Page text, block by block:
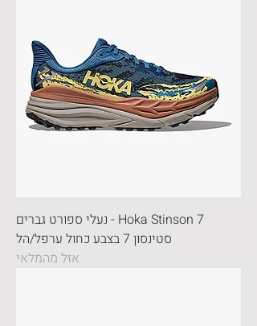
Hoka Stinson 7 - נעלי ספורט גברים
סטינסון 7 בצבע כחול ערפל/הל
אזל מהמלאי